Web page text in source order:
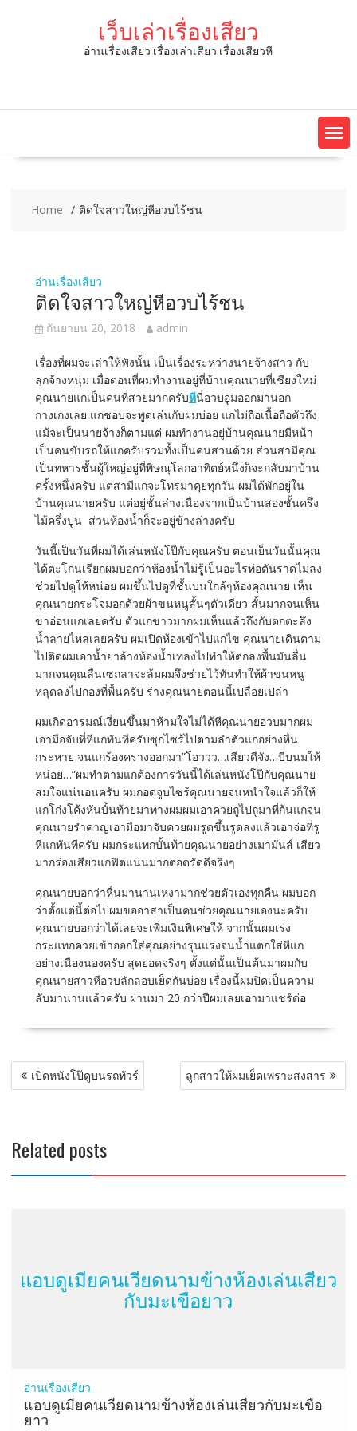
เว็บเล่าเรื่องเสียว
อ่านเรื่องเสียว เรื่องเล่าเสียว เรื่องเสียวหี
Home ติดใจสาวใหญ่หีอวบไร้ชน
อ่านเรื่องเสียว
ติดใจสาวใหญ่หีอวบไร้ชน
กันยายน 20, 2018 admin
เรื่องที่ผมจะเล่าให้ฟังนั้น เป็นเรื่องระหว่างนายจ้างสาว กับ
ลุกจ้างหนุ่ม เมื่อตอนที่ผมทำงานอยู่ที่บ้านคุณนายที่เชียงใหม่
คุณนายแกเป็นคนที่สวยมากครับหีนี่อวบอูมออกมานอก
กางเกงเลย แกชอบจะพูดเล่นกับผมบ่อย แกไม่ถือเนื้อถือตัวถึง
แม้จะเป็นนายจ้างก็ตามแต่ ผมทำงานอยู่บ้านคุณนายมีหน้า
เป็นคนขับรถให้แกครับรวมทั้งเป็นคนสวนด้วย ส่วนสามีคุณ
เป็นทหารชั้นผู้ใหญ่อยู่ที่พิษณุโลกอาทิตย์หนึ่งก็จะกลับมาบ้าน
ครั้งหนึ่งครับ แต่สามีแกจะโทรมาคุยทุกวัน ผมได้พักอยู่ใน
บ้านคุณนายครับ แต่อยู่ชั้นล่างเนื่องจากเป็นบ้านสองชั้นครึ่ง
ไม้ครึ่งปูน ส่วนห้องน้ำก็จะอยู่ข้างล่างครับ
วันนี้เป็นวันที่ผมได้เล่นหนังโป๊กับคุณครับ ตอนเย็นวันนั้นคุณ
ได้ตะโกนเรียกผมบอกว่าห้องน้ำไม่รู้เป็นอะไรท่อตันราดไม่ลง
ช่วยไปดูให้หน่อย ผมขึ้นไปดูที่ชั้นบนใกล้ๆห้องคุณนาย เห็น
คุณนายกระโจมอกด้วยผ้าขนหนูสั้นๆตัวเดียว สั้นมากจนเห็น
ขาอ่อนแกเลยครับ ตัวแกขาวมากผมเห็นแล้วถึงกับตกตะลึง
น้ำลายไหลเลยครับ ผมเปิดห้องเข้าไปแกไข คุณนายเดินตาม
ไปติดผมเอาน้ำยาล้างห้องน้ำเทลงไปทำให้ตกลงพื้นมันลื่น
มากจนคุณลื่นเซถลาจะล้มผมจึงช่วยไว้ทันทำให้ผ้าขนหนู
หลุดลงไปกองที่พื้นครับ ร่างคุณนายตอนนี้เปลือยเปล่า
ผมเกิดอารมณ์เงี่ยนขึ้นมาห้ามใจไม่ได้หีคุณนายอวบมากผม
เอามือจับที่หีแกทันทีครับซุกไซร้ไปตามลำตัวแกอย่างหื่น
กระหาย จนแกร้องครางออกมา”โอววว…เสียวดีจัง…บีบนมให้
หน่อย…”ผมทำตามแกต้องการวันนี้ได้เล่นหนังโป๊กับคุณนาย
สมใจแน่นอนครับ ผมกอดจูบไซร้คุณนายจนหนำใจแล้วก็ให้
แกโก่งโค้งหันบั้นท้ายมาทางผมผมเอาควยถูไปถูมาที่ก้นแกจน
คุณนายรำคาญเอามือมาจับควยผมรูดขึ้นรูดลงแล้วเอาจ่อที่รู
หีแกทันทีครับ ผมกระแทกบั้นท้ายคุณนายอย่างเมามันส์ เสียว
มากร่องเสียวแกฟิตแน่นมากตอดรัดดีจริงๆ
คุณนายบอกว่าหื่นมานานเหงามากช่วยตัวเองทุกคืน ผมบอก
ว่าตั้งแต่นี้ต่อไปผมขออาสาเป็นคนช่วยคุณนายเองนะครับ
คุณนายบอกว่าได้เลยจะเพิ่มเงินพิเศษให้ จากนั้นผมเร่ง
กระแทกควยเข้าออกใส่คุณอย่างรุนแรงจนน้ำแตกใส่หีแก
อย่างเนืองนองครับ สุดยอดจริงๆ ตั้งแต่นั้นเป็นต้นมาผมกับ
คุณนายสาวหีอวบลักลอบเย็ดกันบ่อย เรื่องนี้ผมปิดเป็นความ
ลับมานานแล้วครับ ผ่านมา 20 กว่าปีผมเลยเอามาแชร์ต่อ
แนะแนว
เรื่อง
เปิดหนังโป๊ดูบนรถทัวร์ ลูกสาวให้ผมเย็ดเพราะสงสาร
Related posts
แอบดูเมียคนเวียดนามข้างห้องเล่นเสียว
กับมะเขือยาว
อ่านเรื่องเสียว
แอบดูเมียคนเวียดนามข้างห้องเล่นเสียวกับมะเขือ
ยาว